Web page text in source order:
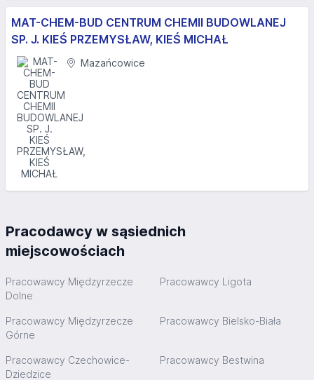
MAT-CHEM-BUD CENTRUM CHEMII BUDOWLANEJ
SP. J. KIEŚ PRZEMYSŁAW, KIEŚ MICHAŁ
Mazańcowice
Pracodawcy w sąsiednich
miejscowościach
Pracowawcy Międzyrzecze
Dolne
Pracowawcy Ligota
Pracowawcy Międzyrzecze
Górne
Pracowawcy Bielsko-Biała
Pracowawcy Czechowice-
Dziedzice
Pracowawcy Bestwina